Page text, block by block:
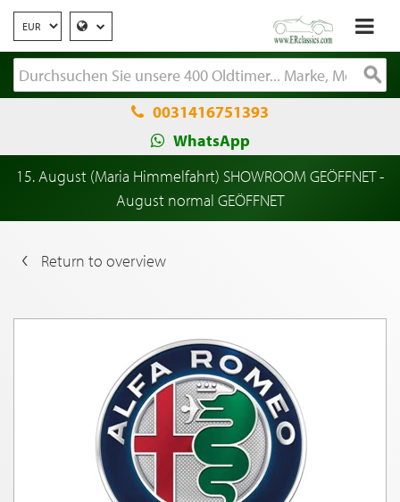
0031416751393
WhatsApp
15. August (Maria Himmelfahrt) SHOWROOM GEÖFFNET -
August normal GEÖFFNET
Return to overview